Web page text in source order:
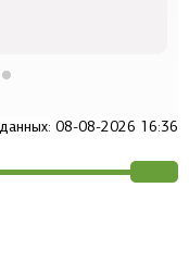
08-08-2026 16:36